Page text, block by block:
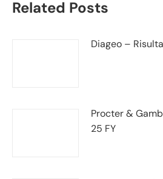
Related Posts
Diageo –
Procter &
25 FY